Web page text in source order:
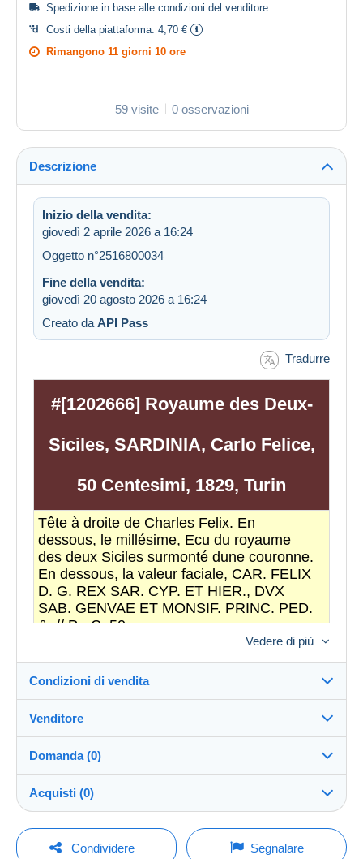
Spedizione in base alle condizioni del venditore
Costi della piattaforma: 4,70 €
Rimangono 11 giorni 10 ore
59 visite 0 osservazioni
Descrizione
Inizio della vendita:
giovedì 2 aprile 2026 a 16:24
Oggetto n°2516800034
Fine della vendita:
giovedì 20 agosto 2026 a 16:24
Creato da API Pass
Tradurre
#[1202666] Royaume des Deux-
Siciles, SARDINIA, Carlo Felice,
50 Centesimi, 1829, Turin
Tête à droite de Charles Felix. En
dessous, le millésime, Ecu du royaume
des deux Siciles surmonté dune couronne.
En dessous, la valeur faciale, CAR. FELIX
D. G. REX SAR. CYP. ET HIER., DVX
SAB. GENVAE ET MONSIF. PRINC. PED.
&. // P - C. 50.
Pays:Royaume des Deux-Siciles
KM:124.1
Valeur faciale:
Année:
1829
Qualité de la monnaie:TB+
Atelier: Turin
Pureté:0.90000000000000002
Vedere di più
Condizioni di vendita
Destinazione:
Vedi l'elenco dei paesi
Direttamente al destinatario:
Sì
Invio dopo il pagamento
Venditore
comptoirdesmonnaies100%(11752x)
PRO
Negozio
Domanda (0)
Per inviare una domanda devi aprire una
Acquisti (0)
Ultimo aggiornamento: 05:25:36
Condividere Segnalare